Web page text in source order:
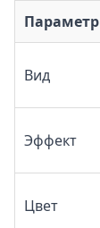
Параметр
Вид
Эффект
Цвет